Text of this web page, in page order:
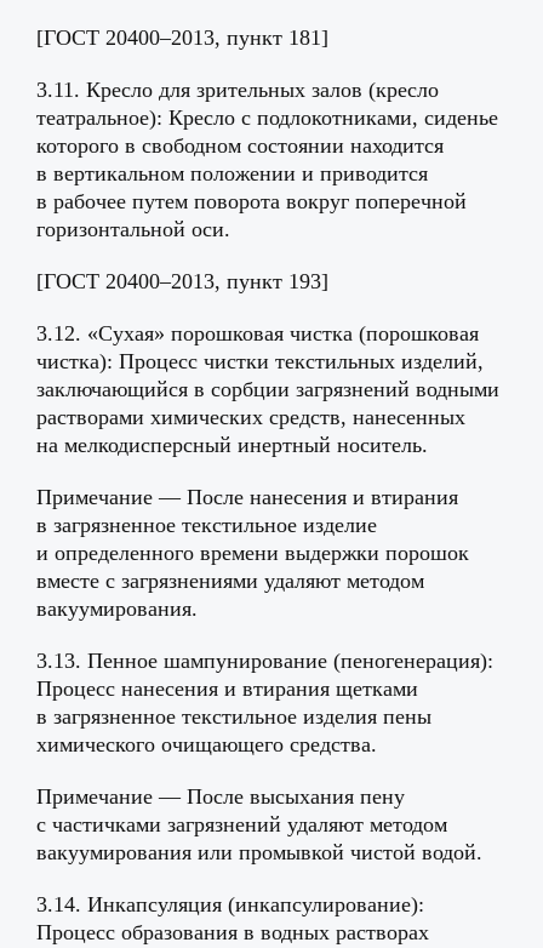
[ГОСТ 20400–2013, пункт 181]
3.11. Кресло для зрительных залов (кресло
театральное): Кресло с подлокотниками, сиденье
которого в свободном состоянии находится
в вертикальном положении и приводится
в рабочее путем поворота вокруг поперечной
горизонтальной оси.
[ГОСТ 20400–2013, пункт 193]
3.12. «Сухая» порошковая чистка (порошковая
чистка): Процесс чистки текстильных изделий,
заключающийся в сорбции загрязнений водными
растворами химических средств, нанесенных
на мелкодисперсный инертный носитель.
Примечание — После нанесения и втирания
в загрязненное текстильное изделие
и определенного времени выдержки порошок
вместе с загрязнениями удаляют методом
вакуумирования.
3.13. Пенное шампунирование (пеногенерация):
Процесс нанесения и втирания щетками
в загрязненное текстильное изделия пены
химического очищающего средства.
Примечание — После высыхания пену
с частичками загрязнений удаляют методом
вакуумирования или промывкой чистой водой.
3.14. Инкапсуляция (инкапсулирование):
Процесс образования в водных растворах